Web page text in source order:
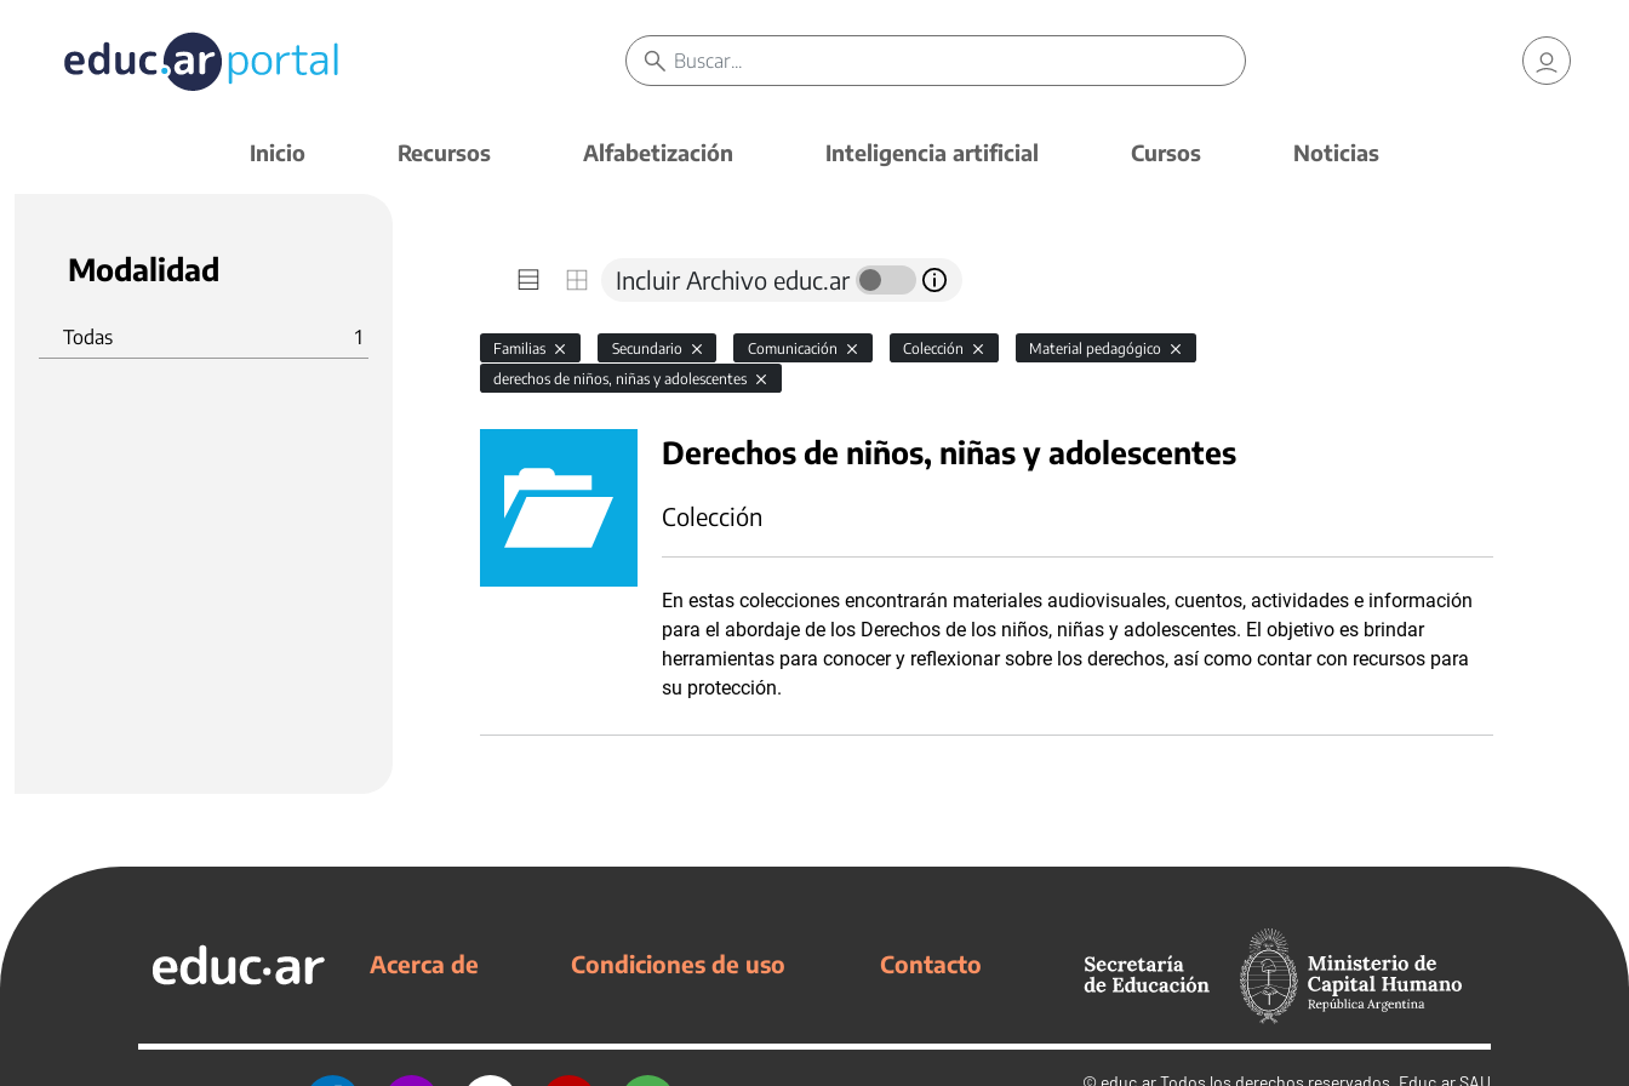
Inicio Recursos Alfabetización Inteligencia artificial Cursos Noticias
Modalidad
Todas 1
Incluir Archivo educ.ar
Familias Secundario Comunicación Colección
Material pedagógico
derechos de niños, niñas y adolescentes
Derechos de niños, niñas y adolescentes
Colección
En estas colecciones encontrarán materiales audiovisuales, cuentos, actividades e información
para el abordaje de los Derechos de los niños, niñas y adolescentes. El objetivo es brindar
herramientas para conocer y reflexionar sobre los derechos, así como contar con recursos para
su protección.
Acerca de Condiciones de uso Contacto
© educ.arTodos los derechos reservados. Educ.ar SAU